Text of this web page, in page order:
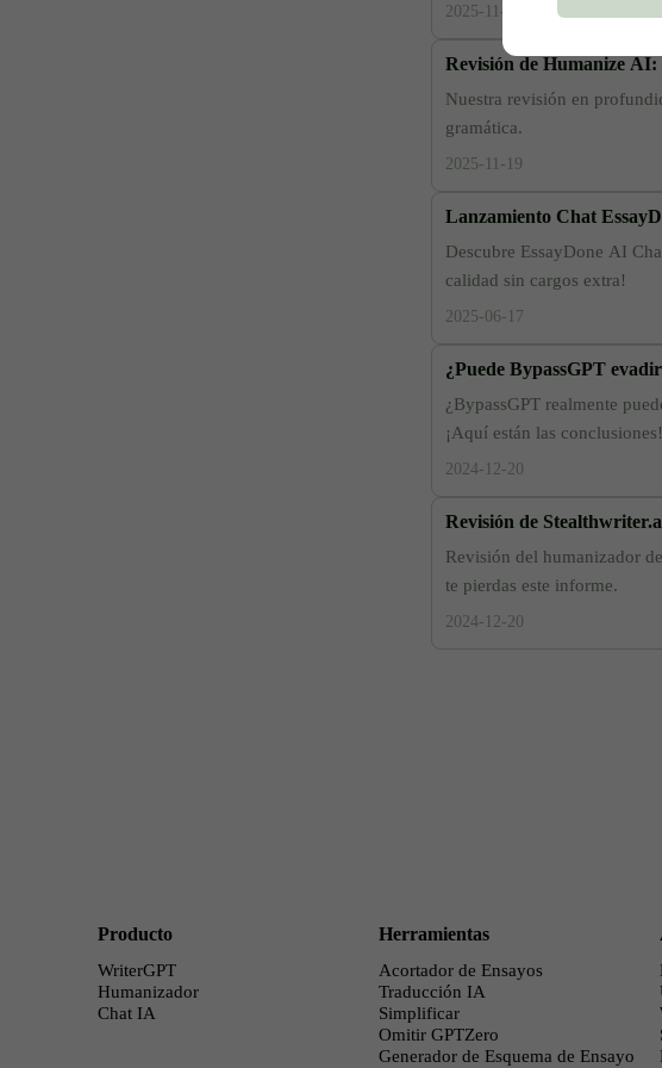
2025-11-21
Revisión de Humanize
Nuestra revisión en
gramática.
2025-11-19
Lanzamiento Chat
Descubre EssayDone AI
calidad sin cargos extra!
2025-06-17
¿Puede BypassGPT
¿BypassGPT realmente
¡Aquí están las conclusiones!
2024-12-20
Revisión de
Revisión del humanizador
te pierdas este informe.
2024-12-20
Producto
WriterGPT
Humanizador
Chat IA
Herramientas
Acortador de Ensayos
Traducción IA
Simplificar
Omitir GPTZero
Generador de Esquema de Ensayo